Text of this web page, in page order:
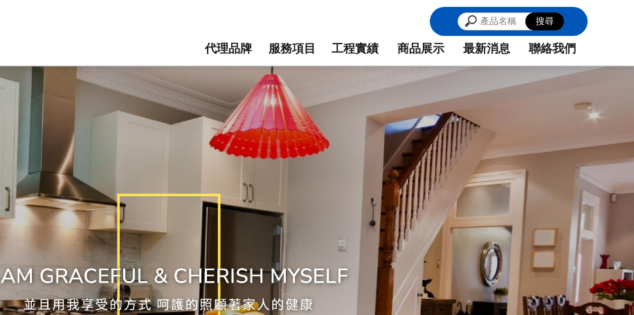
生活館 - 台中防蟑廚具推薦,台中廚具推薦,台中廚具維修
代理品牌 服務項目
SERVICE
工程實績 商品展示
PRODUCT
最新消息 聯絡我們
CONTACT